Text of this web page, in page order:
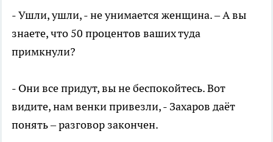
- Ушли, ушли, - не унимается женщина. – А вы
знаете, что 50 процентов ваших туда
примкнули?
- Они все придут, вы не беспокойтесь. Вот
видите, нам венки привезли, - Захаров даёт
понять – разговор закончен.